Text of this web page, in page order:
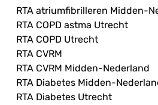
RTA atriumfibrilleren Midden-
RTA COPD astma Utrecht
RTA COPD Utrecht
RTA CVRM
RTA CVRM Midden-Nederland
RTA Diabetes Midden-
RTA Diabetes Utrecht